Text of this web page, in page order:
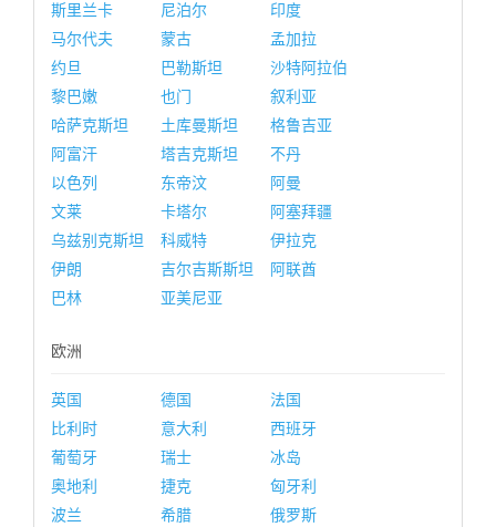
斯里兰卡
尼泊尔
印度
马尔代夫
蒙古
孟加拉
约旦
巴勒斯坦
沙特阿拉伯
黎巴嫩
也门
叙利亚
哈萨克斯坦
土库曼斯坦
格鲁吉亚
阿富汗
塔吉克斯坦
不丹
以色列
东帝汶
阿曼
文莱
卡塔尔
阿塞拜疆
乌兹别克斯坦
科威特
伊拉克
伊朗
吉尔吉斯斯坦
阿联酋
巴林
亚美尼亚
欧洲
英国 德国
法国
比利时
意大利
西班牙
葡萄牙
瑞士
冰岛
奥地利
捷克
匈牙利
波兰
希腊
俄罗斯